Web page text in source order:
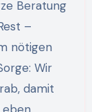
Beratung
–
nötigen
Wir
damit